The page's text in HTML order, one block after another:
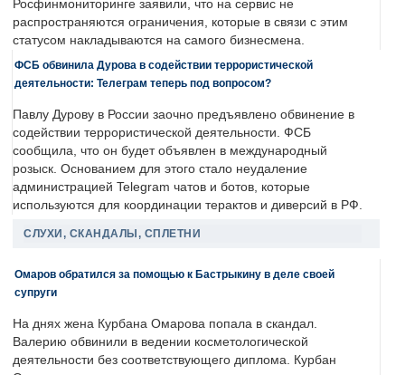
Росфинмониторинге заявили, что на сервис не
распространяются ограничения, которые в связи с этим
статусом накладываются на самого бизнесмена.
ФСБ обвинила Дурова в содействии террористической
деятельности: Телеграм теперь под вопросом?
Павлу Дурову в России заочно предъявлено обвинение в
содействии террористической деятельности. ФСБ
сообщила, что он будет объявлен в международный
розыск. Основанием для этого стало неудаление
администрацией Telegram чатов и ботов, которые
используются для координации терактов и диверсий в РФ.
СЛУХИ, СКАНДАЛЫ, СПЛЕТНИ
Омаров обратился за помощью к Бастрыкину в деле своей
супруги
На днях жена Курбана Омарова попала в скандал.
Валерию обвинили в ведении косметологической
деятельности без соответствующего диплома. Курбан